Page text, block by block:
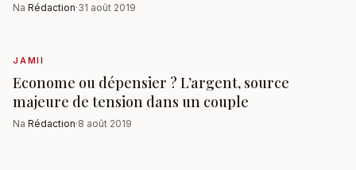
Na Rédaction·31 août 2019
JAMII
Econome ou dépensier ? L’argent, source
majeure de tension dans un couple
Na Rédaction·8 août 2019